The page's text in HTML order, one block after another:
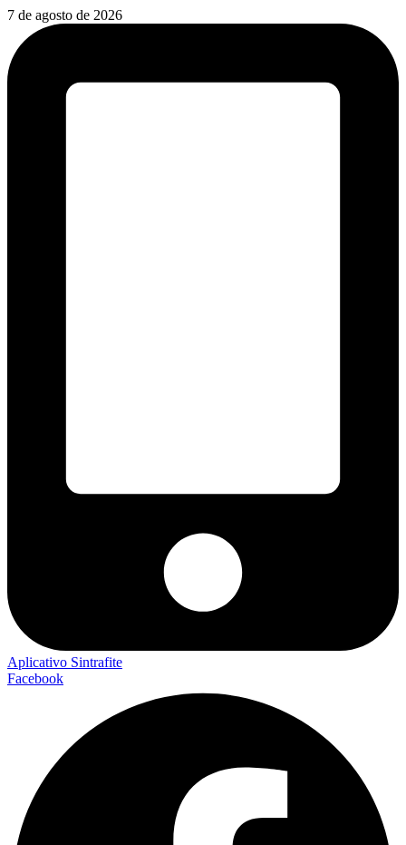
Ir
conteúdo
7 de agosto de 2026
Aplicativo Sintrafite
Facebook